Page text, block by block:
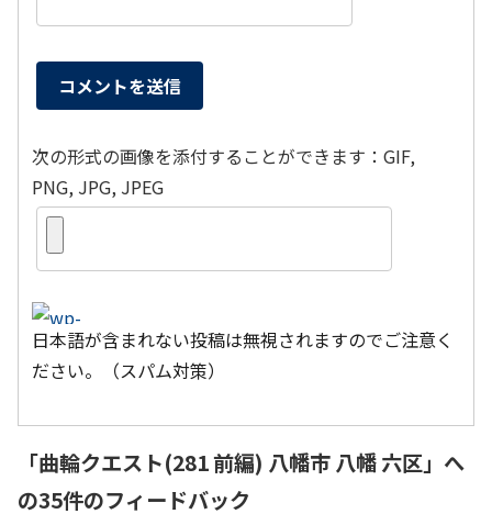
次の形式の画像を添付することができます：GIF,
PNG, JPG, JPEG
日本語が含まれない投稿は無視されますのでご注意く
ださい。（スパム対策）
「曲輪クエスト(281 前編) 八幡市 八幡 六区」へ
の35件のフィードバック